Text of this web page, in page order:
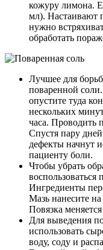
кожуру лимона.
мл). Настаивают
нужно
обработать
Лучшее для
поваренной
опустите туда
нескольких
часа. Проводить
Спустя пару
дефекты начнут
пациенту боли.
Чтобы убрать
Ингредиенты
Мазь нанесите
Повязка
Для выведения
использовать
воду, соду и